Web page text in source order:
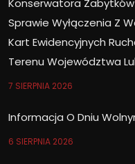
Konserwatora Zabytków
Sprawie Wyłączenia Z
Kart Ewidencyjnych
Terenu Województwa
7 SIERPNIA 2026
Informacja O Dniu
6 SIERPNIA 2026